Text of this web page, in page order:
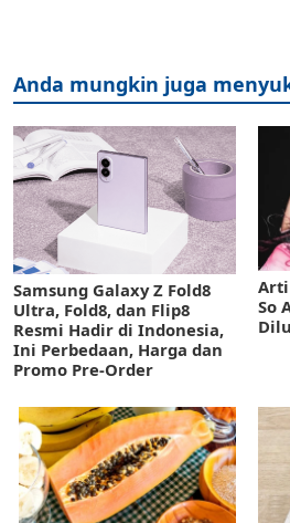
Anda mungkin juga
Samsung Galaxy Z Fold8
Ultra, Fold8, dan Flip8
Resmi Hadir di Indonesia,
Ini Perbedaan, Harga dan
Promo Pre-Order
So